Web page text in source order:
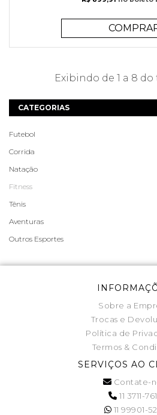
CATEGORIAS
Futebol
Corrida
Natação
Fitness
Tênis
Aventuras
Outros Esportes
Exibindo de 1 a 8
Sobre a
Trocas e
Política de
Termos &
SERVIÇOS AO
Contate-
11 3711-
11 99901-